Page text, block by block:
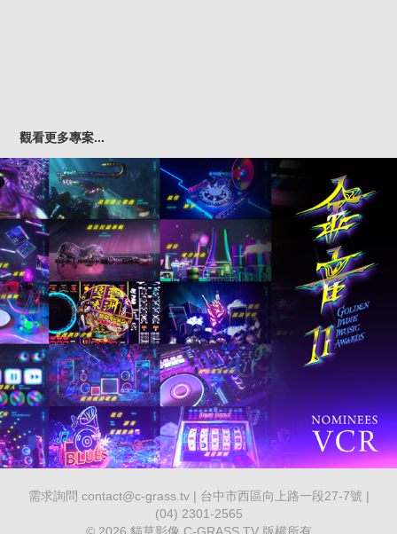
觀看更多專案...
2020 金音獎11 GOLDEN INDIE MUSIC AWARDS |
NOMINEES VCR
需求詢問 contact@c-grass.tv | 台中市西區向上路一段27-7號 |
(04) 2301-2565